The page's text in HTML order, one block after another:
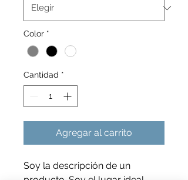
Color *
Cantidad *
Agregar al carrito
Soy la descripción de un